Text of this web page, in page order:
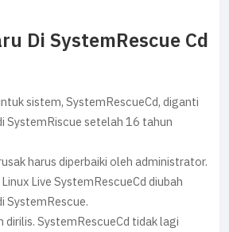
Di SystemRescue Cd
sistem, SystemRescueCd, diganti
SystemRiscue setelah 16 tahun
harus diperbaiki oleh administrator.
Live SystemRescueCd diubah
SystemRescue.
dirilis. SystemRescueCd tidak lagi